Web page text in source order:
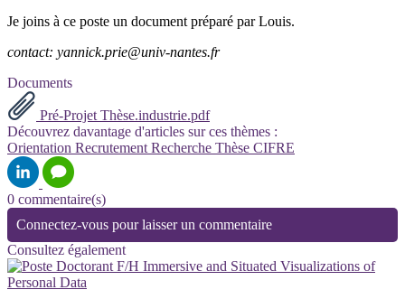
Je joins à ce poste un document préparé par Louis.
contact: yannick.prie@univ-nantes.fr
Documents
Pré-Projet Thèse.industrie.pdf
Découvrez davantage d'articles sur ces thèmes :
Orientation RecrutementRecherche Thèse CIFRE
0 commentaire(s)
Connectez-vous pour laisser un commentaire
Consultez également